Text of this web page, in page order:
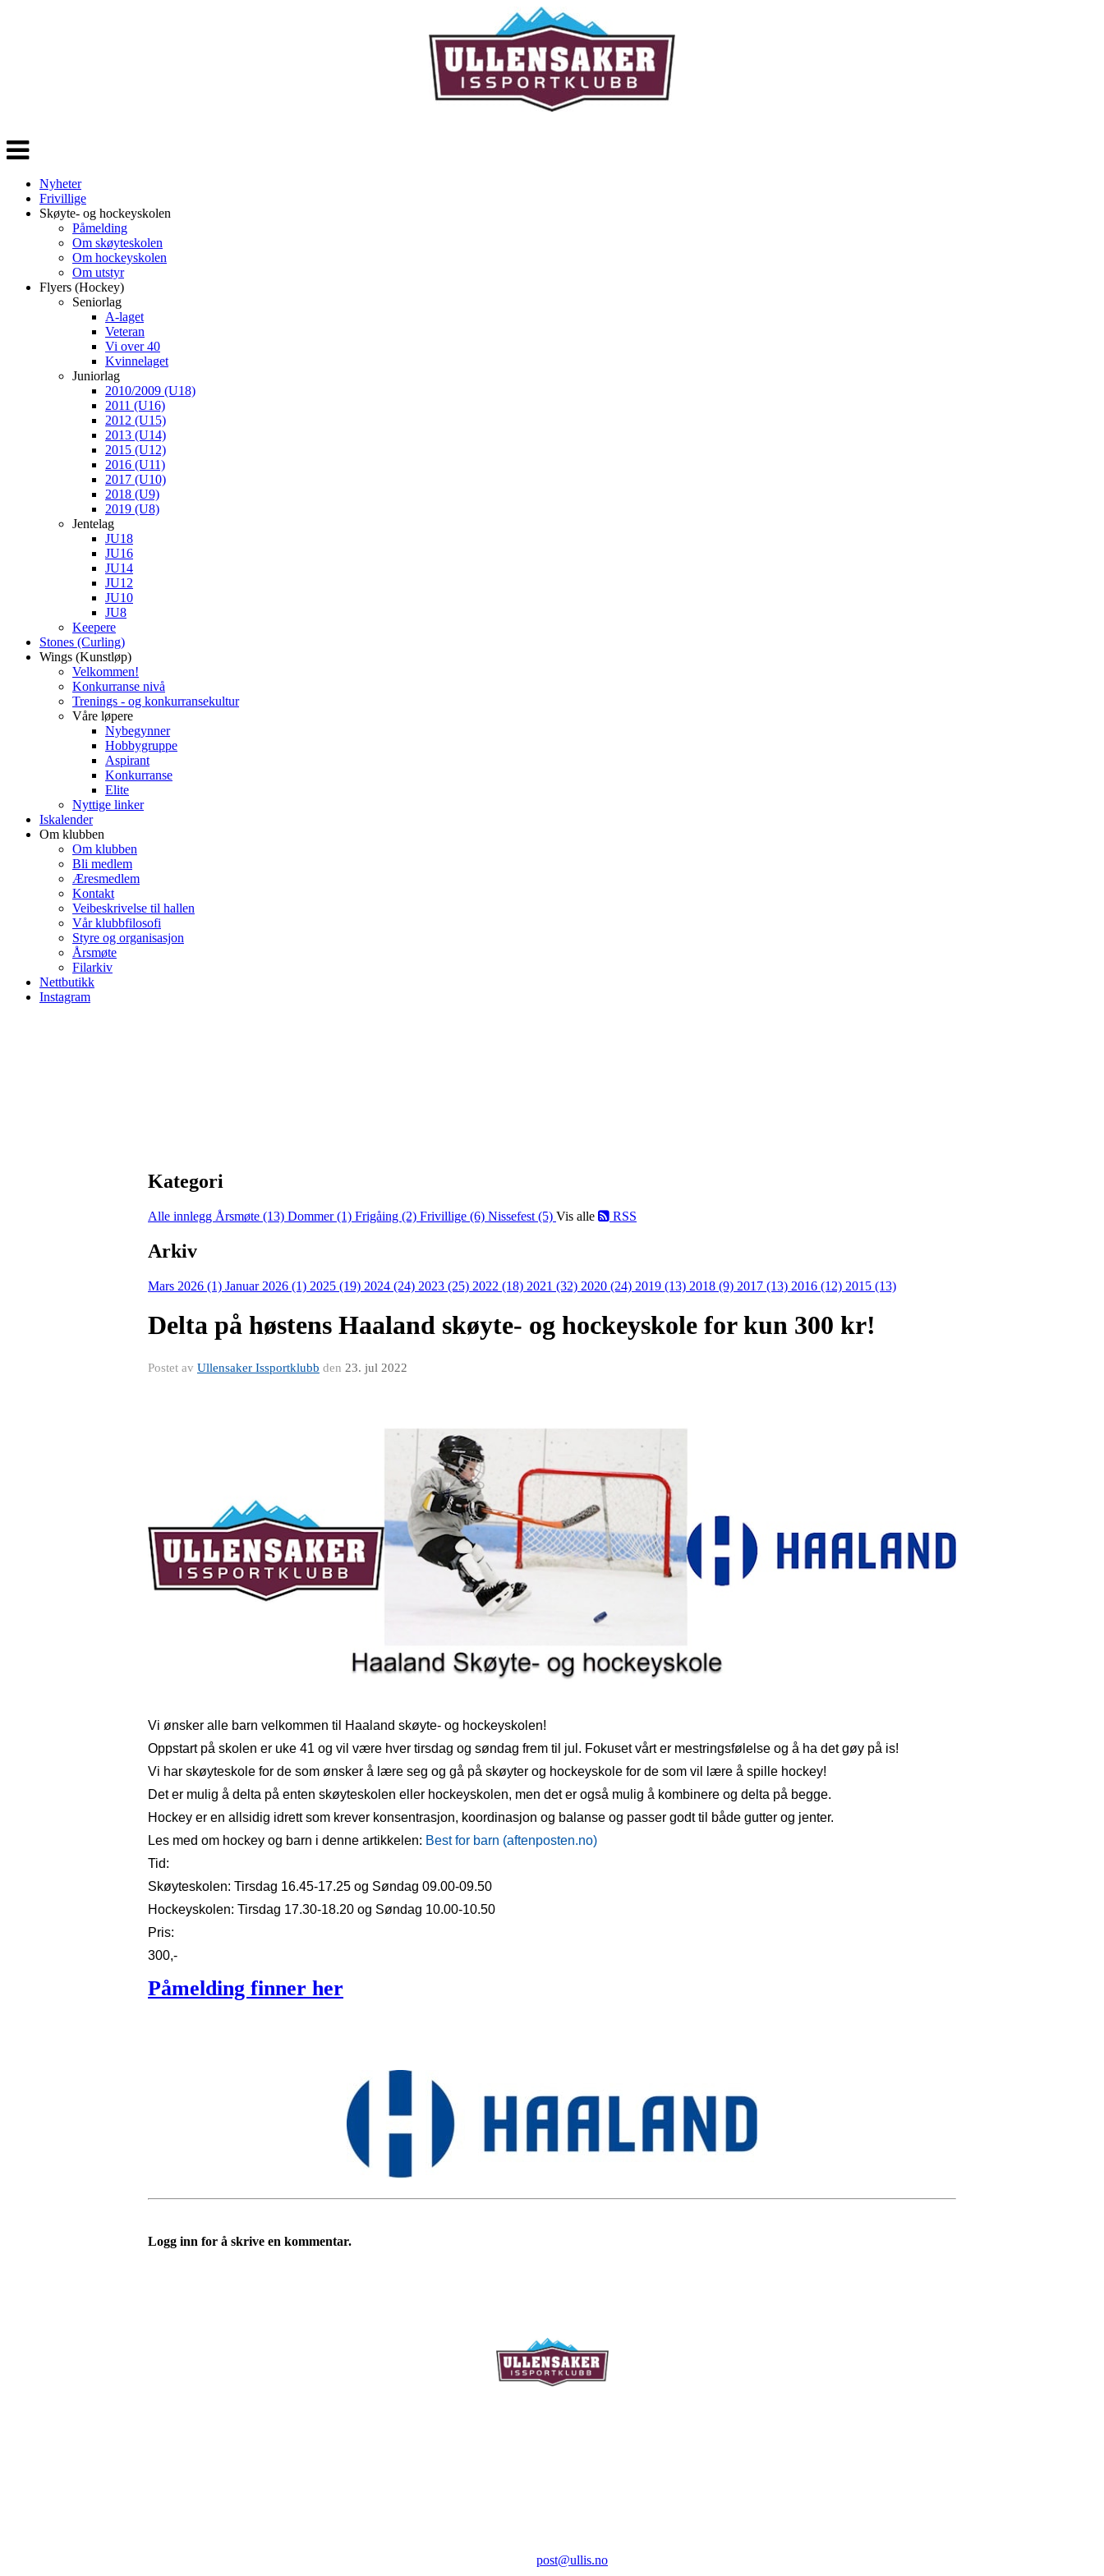
Veksle
navigasjon
Nyheter
Frivillige
Skøyte- og hockeyskolen
Påmelding
Om skøyteskolen
Om hockeyskolen
Om utstyr
Flyers (Hockey)
Seniorlag
A-laget
Veteran
Vi over 40
Kvinnelaget
Juniorlag
2010/2009 (U18)
2011 (U16)
2012 (U15)
2013 (U14)
2015 (U12)
2016 (U11)
2017 (U10)
2018 (U9)
2019 (U8)
Jentelag
JU18
JU16
JU14
JU12
JU10
JU8
Keepere
Stones (Curling)
Wings (Kunstløp)
Velkommen!
Konkurranse nivå
Trenings - og konkurransekultur
Våre løpere
Nybegynner
Hobbygruppe
Aspirant
Konkurranse
Elite
Nyttige linker
Iskalender
Om klubben
Om klubben
Bli medlem
Æresmedlem
Kontakt
Veibeskrivelse til hallen
Vår klubbfilosofi
Styre og organisasjon
Årsmøte
Filarkiv
Nettbutikk
Instagram
Kategori
Alle innlegg Årsmøte (13) Dommer (1) Frigåing (2) Frivillige (6) Nissefest (5) Vis alle RSS
Arkiv
Mars 2026 (1) Januar 2026 (1) 2025 (19) 2024 (24) 2023 (25) 2022 (18) 2021 (32) 2020 (24) 2019 (13) 2018 (9) 2017 (13) 2016 (12) 2015 (13)
Delta på høstens Haaland skøyte- og hockeyskole for kun 300 kr!
Postet av Ullensaker Issportklubb den 23. jul 2022
Vi ønsker alle barn velkommen til Haaland skøyte- og hockeyskolen!
Oppstart på skolen er uke 41 og vil være hver tirsdag og søndag frem til jul. Fokuset vårt er mestringsfølelse og å ha det gøy på is!
Vi har skøyteskole for de som ønsker å lære seg og gå på skøyter og hockeyskole for de som vil lære å spille hockey!
Det er mulig å delta på enten skøyteskolen eller hockeyskolen, men det er også mulig å kombinere og delta på begge.
Hockey er en allsidig idrett som krever konsentrasjon, koordinasjon og balanse og passer godt til både gutter og jenter.
Les med om hockey og barn i denne artikkelen: Best for barn (aftenposten.no)
Tid:
Skøyteskolen: Tirsdag 16.45-17.25 og Søndag 09.00-09.50
Hockeyskolen: Tirsdag 17.30-18.20 og Søndag 10.00-10.50
Pris:
300,-
Påmelding finner her
Logg inn for å skrive en kommentar.
post@ullis.no